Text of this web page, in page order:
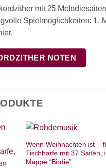
mit 25
Spielmöglichkeiten: 1.
NOTEN
Wenn Weihnachten ist –
Tischharfe mit 37 Saiten,
Mappe “Birdie”